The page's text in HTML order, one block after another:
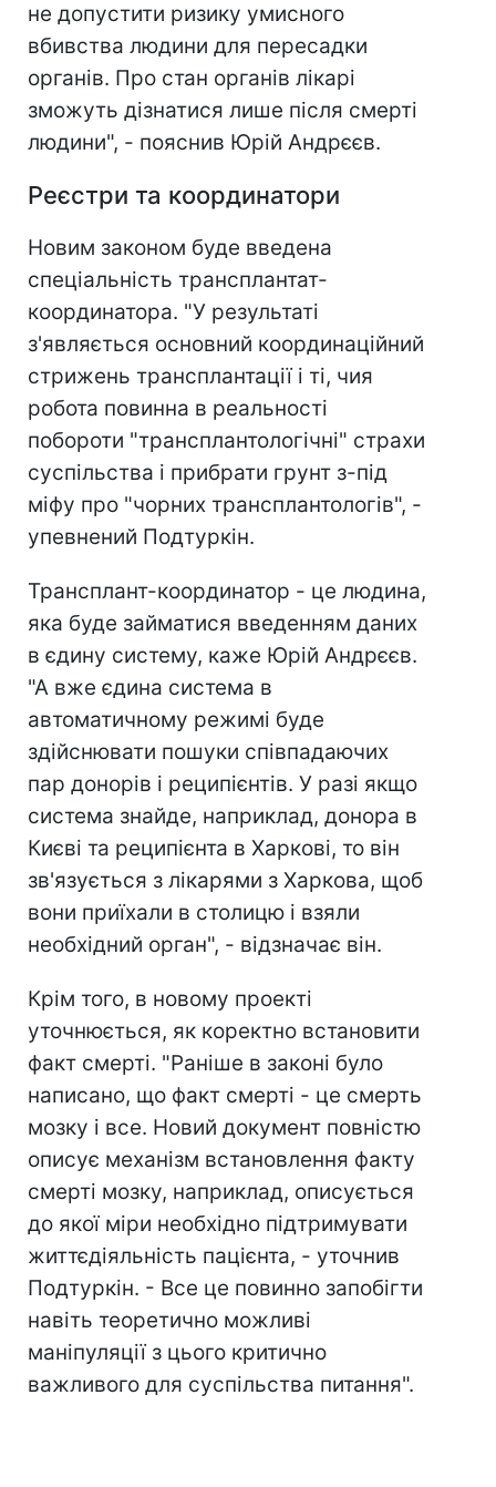
не допустити ризику умисного
вбивства людини для пересадки
органів. Про стан органів лікарі
зможуть дізнатися лише після смерті
людини", - пояснив Юрій Андрєєв.
Реєстри та координатори
Новим законом буде введена
спеціальність трансплантат-
координатора. "У результаті
з'являється основний координаційний
стрижень трансплантації і ті, чия
робота повинна в реальності
побороти "трансплантологічні" страхи
суспільства і прибрати грунт з-під
міфу про "чорних трансплантологів", -
упевнений Подтуркін.
Трансплант-координатор - це людина,
яка буде займатися введенням даних
в єдину систему, каже Юрій Андрєєв.
"А вже єдина система в
автоматичному режимі буде
здійснювати пошуки співпадаючих
пар донорів і реципієнтів. У разі якщо
система знайде, наприклад, донора в
Києві та реципієнта в Харкові, то він
зв'язується з лікарями з Харкова, щоб
вони приїхали в столицю і взяли
необхідний орган", - відзначає він.
Крім того, в новому проекті
уточнюється, як коректно встановити
факт смерті. "Раніше в законі було
написано, що факт смерті - це смерть
мозку і все. Новий документ повністю
описує механізм встановлення факту
смерті мозку, наприклад, описується
до якої міри необхідно підтримувати
життєдіяльність пацієнта, - уточнив
Подтуркін. - Все це повинно запобігти
навіть теоретично можливі
маніпуляції з цього критично
важливого для суспільства питання".